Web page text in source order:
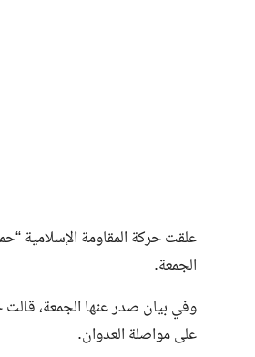
علقت حركة المقاومة الإسلامية
الجمعة.
وفي بيان صدر عنها الجمعة،
على مواصلة العدوان.